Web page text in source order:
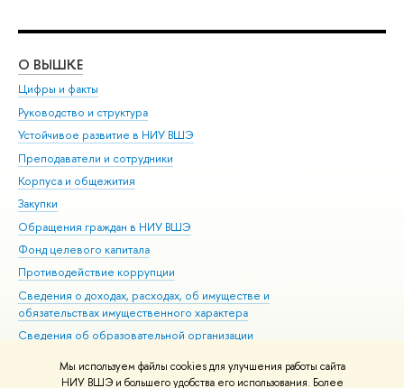
Мы используем файлы cookies для улучшения работы сайта
НИУ ВШЭ и большего удобства его использования. Более
О ВЫШКЕ
Цифры и факты
Руководство и структура
Устойчивое развитие в НИУ ВШЭ
Преподаватели и сотрудники
Корпуса и общежития
Закупки
Обращения граждан в НИУ ВШЭ
Фонд целевого капитала
Противодействие коррупции
Сведения о доходах, расходах, об имуществе и
обязательствах имущественного характера
Сведения об образовательной организации
Людям с ограниченными возможностями здоровья
Единая платежная страница